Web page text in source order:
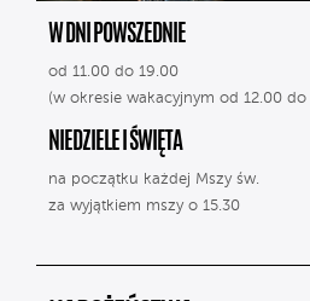
W DNI POWSZEDNIE
od 11.00 do 19.00
(w okresie wakacyjnym od 12.00 do
NIEDZIELE I ŚWIĘTA
na początku każdej Mszy św.
za wyjątkiem mszy o 15.30